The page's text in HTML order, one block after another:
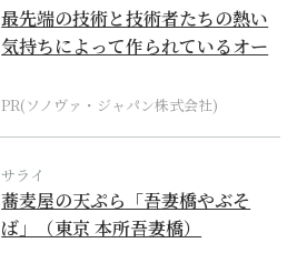
最先端の技術と技術者たちの熱い
気持ちによって作られているオー
PR(ソノヴァ・ジャパン株式会社)
サライ
蕎麦屋の天ぷら「吾妻橋やぶそ
ば」（東京 本所吾妻橋）